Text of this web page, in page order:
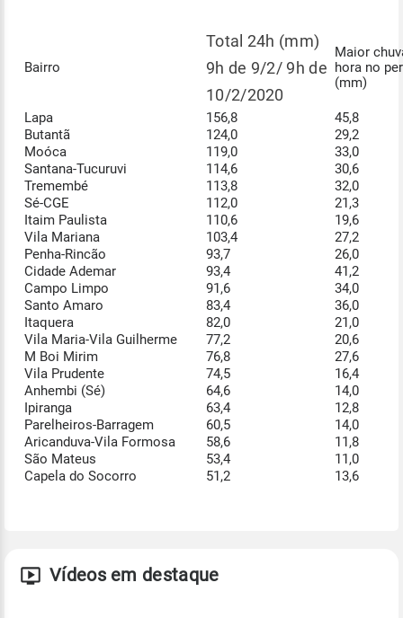
Bairro
Total 24h (mm)
9h de 9/2/ 9h de
10/2/2020
Maior
hora no
(mm)
Lapa 156,8
45,8
Butantã
124,0
29,2
Moóca
119,0
33,0
Santana-Tucuruvi
114,6
30,6
Tremembé
113,8
32,0
Sé-CGE
112,0
21,3
Itaim Paulista
110,6
19,6
Vila Mariana
103,4
27,2
Penha-Rincão
93,7
26,0
Cidade Ademar
93,4
41,2
Campo Limpo
91,6
34,0
Santo Amaro
83,4
36,0
Itaquera
82,0
21,0
Vila Maria-Vila Guilherme
77,2
20,6
M Boi Mirim
76,8
27,6
Vila Prudente
74,5
16,4
Anhembi (Sé)
64,6
14,0
Ipiranga
63,4
12,8
Parelheiros-Barragem
60,5
14,0
Aricanduva-Vila Formosa
58,6
11,8
São Mateus
53,4
11,0
Capela do Socorro
51,2 13,6
Vídeos em destaque